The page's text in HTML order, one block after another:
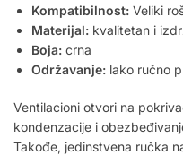
Kompatibilnost: Veliki
Materijal: kvalitetan i
Boja: crna
Održavanje: lako ručno
Ventilacioni otvori na
kondenzacije i
Takođe, jedinstvena ručka